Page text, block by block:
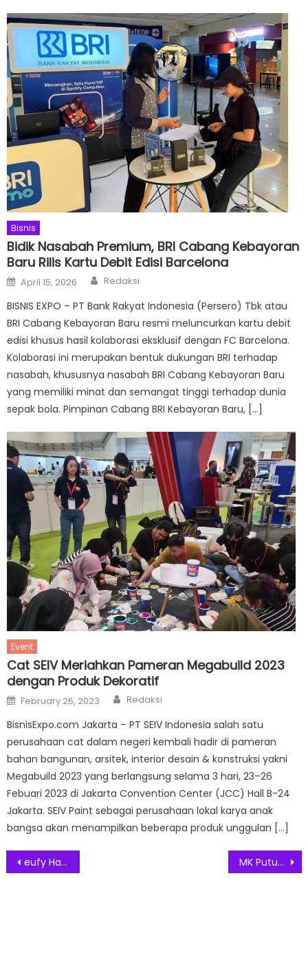
Bisnis
Bidik Nasabah Premium, BRI Cabang Kebayoran
Baru Rilis Kartu Debit Edisi Barcelona
Posted
on
April 15, 2026 Author
Redaksi
BISNIS EXPO – PT Bank Rakyat Indonesia (Persero) Tbk atau
BRI Cabang Kebayoran Baru resmi meluncurkan kartu debit
edisi khusus hasil kolaborasi eksklusif dengan FC Barcelona.
Kolaborasi ini merupakan bentuk dukungan BRI terhadap
nasabah, khususnya nasabah BRI Cabang Kebayoran Baru
yang memiliki minat dan semangat tinggi terhadap dunia
sepak bola. Pimpinan Cabang BRI Kebayoran Baru, […]
Event
Cat SEIV Meriahkan Pameran Megabuild 2023
dengan Produk Dekoratif
Posted
on
February 26, 2023 Author
Redaksi
BisnisExpo.com Jakarta – PT SEIV Indonesia salah satu
perusahaan cat dalam negeri kembali hadir di pameran
bahan bangunan, arsitek, interior desain & konstruksi yakni
Megabuild 2023 yang berlangsung selama 3 hari, 23–26
Febuari 2023 di Jakarta Convention Center (JCC) Hall B-24
Jakarta. SEIV Paint sebagai perusahaan lokal karya anak
bangsa akan menampilkan beberapa produk unggulan […]
Post
eufy Hadirkan Baby Monitor C10, Solusi Pemantauan Bayi dengan Deteksi Suara dan Suhu yang Lebih Cerdas MK Putuskan Jakarta Tetap Jadi Ibu Kota RI